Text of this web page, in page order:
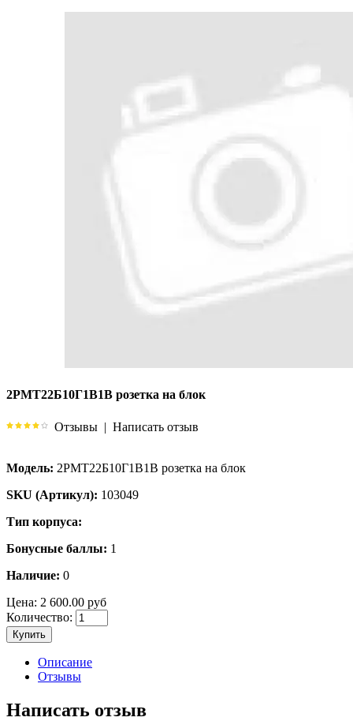
2РМТ22Б10Г1В1В розетка на блок
Отзывы | Написать отзыв
Модель: 2РМТ22Б10Г1В1В розетка на блок
SKU (Артикул): 103049
Тип корпуса:
Бонусные баллы: 1
Наличие: 0
Цена: 2 600.00 руб
Количество:
Купить
Описание
Отзывы
Написать отзыв